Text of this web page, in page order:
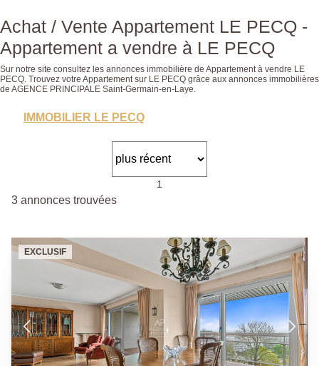
Achat / Vente Appartement LE PECQ -
Appartement a vendre à LE PECQ
Sur notre site consultez les annonces immobilière de Appartement à vendre LE
PECQ. Trouvez votre Appartement sur LE PECQ grâce aux annonces immobilières
de AGENCE PRINCIPALE Saint-Germain-en-Laye.
IMMOBILIER LE PECQ
1
3 annonces trouvées
EXCLUSIF